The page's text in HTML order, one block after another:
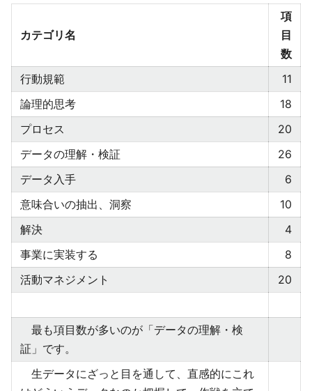
カテゴリ名
項
目
数
行動規範
11
論理的思考
18
プロセス
20
データの理解・検証
26
データ入手
6
意味合いの抽出、洞察
10
解決
4
事業に実装する
8
活動マネジメント
20
最も項目数が多いのが「データの理解・検
証」です。
生データにざっと目を通して、直感的にこれ